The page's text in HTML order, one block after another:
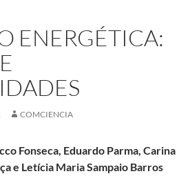
ENERGÉTICA:
COMCIENCIA
Fonseca, Eduardo Parma, Carina
e Letícia Maria Sampaio Barros